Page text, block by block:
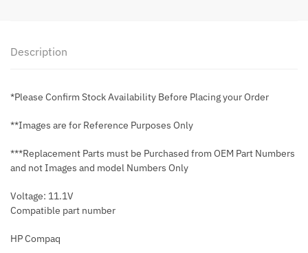
Description
*Please Confirm Stock Availability Before Placing your Order
**Images are for Reference Purposes Only
***Replacement Parts must be Purchased from OEM Part Numbers
and not Images and model Numbers Only
Voltage: 11.1V
Compatible part number
HP Compaq